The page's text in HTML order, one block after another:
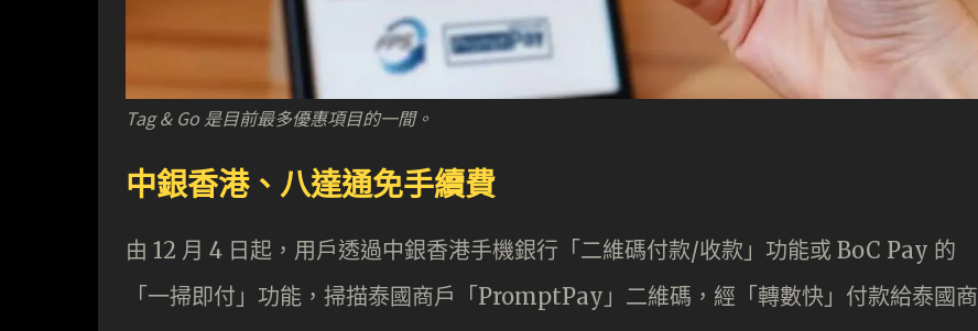
Tag & Go 是目前最多優惠項目的一間。
中銀香港、八達通免手續費
由 12 月 4 日起，用戶透過中銀香港手機銀行「二維碼付款/收款」功能或 BoC Pay 的
「一掃即付」功能，掃描泰國商戶「PromptPay」二維碼，經「轉數快」付款給泰國商